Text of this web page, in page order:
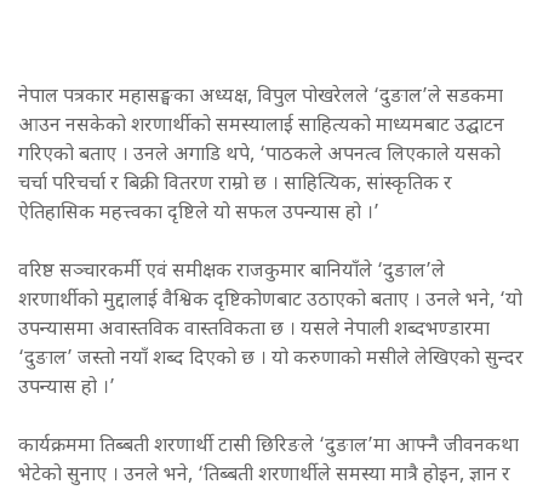
नेपाल पत्रकार महासङ्घका अध्यक्ष, विपुल पोखरेलले ‘दुङाल’ले सडकमा
आउन नसकेको शरणार्थीको समस्यालाई साहित्यको माध्यमबाट उद्घाटन
गरिएको बताए । उनले अगाडि थपे, ‘पाठकले अपनत्व लिएकाले यसको
चर्चा परिचर्चा र बिक्री वितरण राम्रो छ । साहित्यिक, सांस्कृतिक र
ऐतिहासिक महत्त्वका दृष्टिले यो सफल उपन्यास हो ।’
वरिष्ठ सञ्चारकर्मी एवं समीक्षक राजकुमार बानियाँले ‘दुङाल’ले
शरणार्थीको मुद्दालाई वैश्विक दृष्टिकोणबाट उठाएको बताए । उनले भने, ‘यो
उपन्यासमा अवास्तविक वास्तविकता छ । यसले नेपाली शब्दभण्डारमा
‘दुङाल’ जस्तो नयाँ शब्द दिएको छ । यो करुणाको मसीले लेखिएको सुन्दर
उपन्यास हो ।’
कार्यक्रममा तिब्बती शरणार्थी टासी छिरिङले ‘दुङाल’मा आफ्नै जीवनकथा
भेटेको सुनाए । उनले भने, ‘तिब्बती शरणार्थीले समस्या मात्रै होइन, ज्ञान र